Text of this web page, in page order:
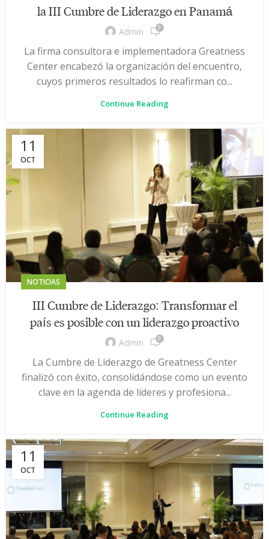
la III Cumbre de Liderazgo en Panamá
Admin 0
La firma consultora e implementadora Greatness
Center encabezó la organización del encuentro,
cuyos primeros resultados lo reafirman co...
Continue Reading
11
OCT
NOTICIAS
III Cumbre de Liderazgo: Transformar el
país es posible con un liderazgo proactivo
Admin 0
La Cumbre de Liderazgo de Greatness Center
finalizó con éxito, consolidándose como un evento
clave en la agenda de líderes y profesiona...
Continue Reading
11
OCT